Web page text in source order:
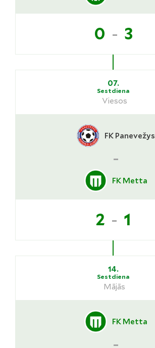
0 - 3
07.
Sestdiena
Viesos
FK Panevežys
-
FK Metta
2 - 1
14.
Sestdiena
Mājās
FK Metta